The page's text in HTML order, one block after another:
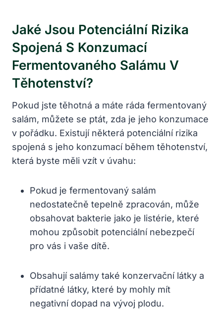
Jaké Jsou Potenciální Rizika
Spojená S Konzumací
Fermentovaného Salámu V
Těhotenství?
Pokud jste těhotná a máte ráda fermentovaný
salám, můžete se ptát, zda je jeho konzumace
v pořádku. Existují některá potenciální rizika
spojená s jeho konzumací během těhotenství,
která byste měli vzít v úvahu:
Pokud je fermentovaný salám
nedostatečně tepelně zpracován, může
obsahovat bakterie jako je listérie, které
mohou způsobit potenciální nebezpečí
pro vás i vaše dítě.
Obsahují salámy také konzervační látky a
přídatné látky, které by mohly mít
negativní dopad na vývoj plodu.